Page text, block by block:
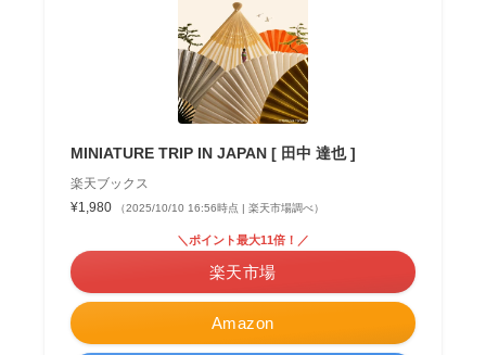
MINIATURE TRIP IN JAPAN [ 田中 達也 ]
楽天ブックス
¥1,980
（2025/10/10 16:56時点 | 楽天市場調べ）
Amazon
＼ポイント最大11倍！／
楽天市場